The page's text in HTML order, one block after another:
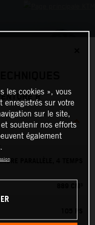
R
PARALLÈLE, 4 TEMPS
les cookies », vous
enregistrés sur votre
sur le site,
soutenir nos efforts
également